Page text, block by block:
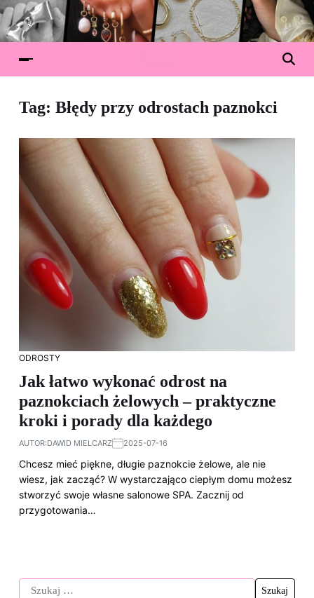
Tag: Błędy przy odrostach paznokci
ODROSTY
Jak łatwo wykonać odrost na
paznokciach żelowych – praktyczne
kroki i porady dla każdego
AUTOR:DAWID MIELCARZ 2025-07-16
Chcesz mieć piękne, długie paznokcie żelowe, ale nie
wiesz, jak zacząć? W wystarczająco ciepłym domu możesz
stworzyć swoje własne salonowe SPA. Zacznij od
przygotowania…